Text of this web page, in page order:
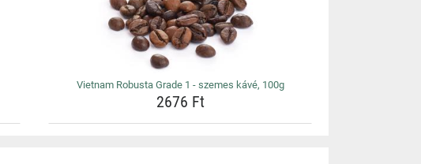
Vietnam Robusta Grade 1 - szemes kávé, 100g
2676 Ft